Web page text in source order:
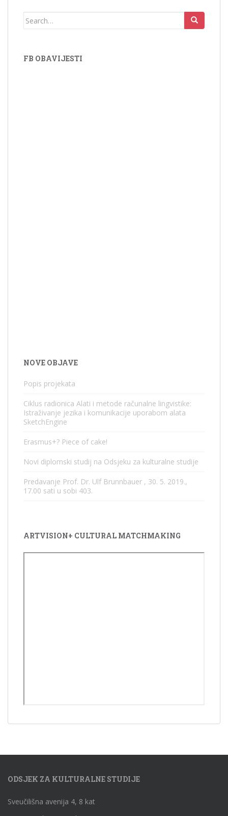
Search for:
FB OBAVIJESTI
NOVE OBJAVE
Popis projekata
Ciklus radionica Alati i metode računalne lingvistike:
Istraživanje jezika i komunikacije uporabom alata
SketchEngine
Erasmus+? Piece of cake!
Novi diplomski studij na Odsjeku za kulturalne studije
Predavanje Prof. Dr. Ulf Brunnbauer , 30. 5. 2019.,
17.00 sati u sobi 403.
ARTVISION+ CULTURAL MATCHMAKING
ODSJEK ZA KULTURALNE STUDIJE
Sveučilišna avenija 4, 8 kat